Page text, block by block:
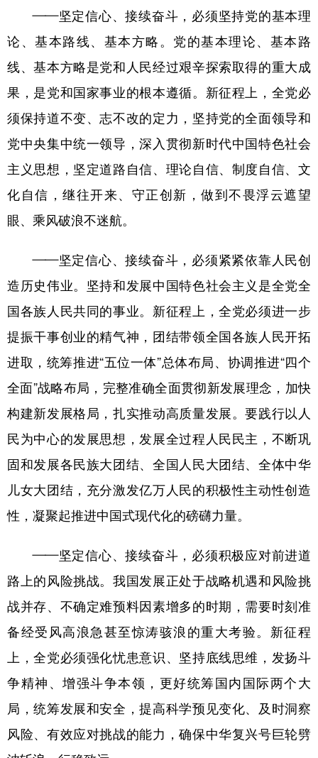
——坚定信心、接续奋斗，必须坚持党的基本理
论、基本路线、基本方略。党的基本理论、基本路
线、基本方略是党和人民经过艰辛探索取得的重大成
果，是党和国家事业的根本遵循。新征程上，全党必
须保持道不变、志不改的定力，坚持党的全面领导和
党中央集中统一领导，深入贯彻新时代中国特色社会
主义思想，坚定道路自信、理论自信、制度自信、文
化自信，继往开来、守正创新，做到不畏浮云遮望
眼、乘风破浪不迷航。
——坚定信心、接续奋斗，必须紧紧依靠人民创
造历史伟业。坚持和发展中国特色社会主义是全党全
国各族人民共同的事业。新征程上，全党必须进一步
提振干事创业的精气神，团结带领全国各族人民开拓
进取，统筹推进“五位一体”总体布局、协调推进“四个
全面”战略布局，完整准确全面贯彻新发展理念，加快
构建新发展格局，扎实推动高质量发展。要践行以人
民为中心的发展思想，发展全过程人民民主，不断巩
固和发展各民族大团结、全国人民大团结、全体中华
儿女大团结，充分激发亿万人民的积极性主动性创造
性，凝聚起推进中国式现代化的磅礴力量。
——坚定信心、接续奋斗，必须积极应对前进道
路上的风险挑战。我国发展正处于战略机遇和风险挑
战并存、不确定难预料因素增多的时期，需要时刻准
备经受风高浪急甚至惊涛骇浪的重大考验。新征程
上，全党必须强化忧患意识、坚持底线思维，发扬斗
争精神、增强斗争本领，更好统筹国内国际两个大
局，统筹发展和安全，提高科学预见变化、及时洞察
风险、有效应对挑战的能力，确保中华复兴号巨轮劈